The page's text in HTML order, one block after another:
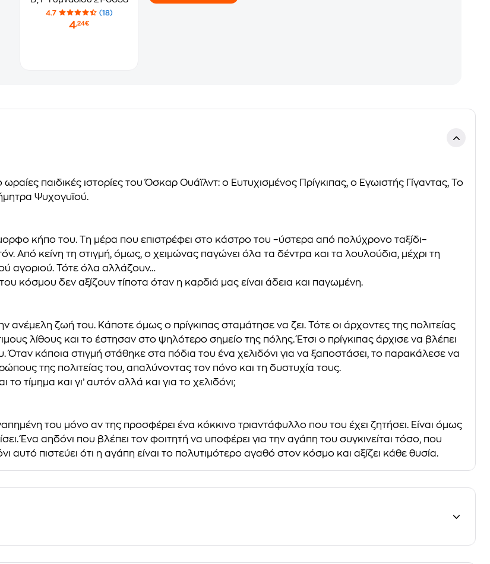
4.7 (18)
4,24€
παιδικές ιστορίες του Όσκαρ Ουάϊλντ: ο Ευτυχισμένος Πρίγκιπας, ο Εγωιστής Γίγαντας, Το
Ψυχογυϊού.
κήπο του. Τη μέρα που επιστρέφει στο κάστρο του –ύστερα από πολύχρονο ταξίδι–
Από κείνη τη στιγμή, όμως, ο χειμώνας παγώνει όλα τα δέντρα και τα λουλούδια, μέχρι τη
αγοριού. Τότε όλα αλλάζουν…
κόσμου δεν αξίζουν τίποτα όταν η καρδιά μας είναι άδεια και παγωμένη.
ανέμελη ζωή του. Κάποτε όμως ο πρίγκιπας σταμάτησε να ζει. Τότε οι άρχοντες της πολιτείας
λίθους και το έστησαν στο ψηλότερο σημείο της πόλης. Έτσι ο πρίγκιπας άρχισε να βλέπει
κάποια στιγμή στάθηκε στα πόδια του ένα χελιδόνι για να ξαποστάσει, το παρακάλεσε να
της πολιτείας του, απαλύνοντας τον πόνο και τη δυστυχία τους.
τίμημα και γι’ αυτόν αλλά και για το χελιδόνι;
του μόνο αν της προσφέρει ένα κόκκινο τριαντάφυλλο που του έχει ζητήσει. Είναι όμως
Ένα αηδόνι που βλέπει τον φοιτητή να υποφέρει για την αγάπη του συγκινείται τόσο, που
αυτό πιστεύει ότι η αγάπη είναι το πολυτιμότερο αγαθό στον κόσμο και αξίζει κάθε θυσία.